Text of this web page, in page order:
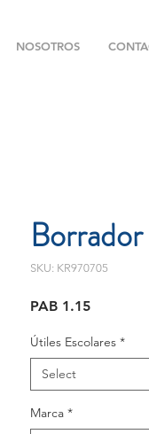
NOSOTROS
SKU: KR970705
PAB 1.15Price
Útiles Escolares *
Select
Marca *